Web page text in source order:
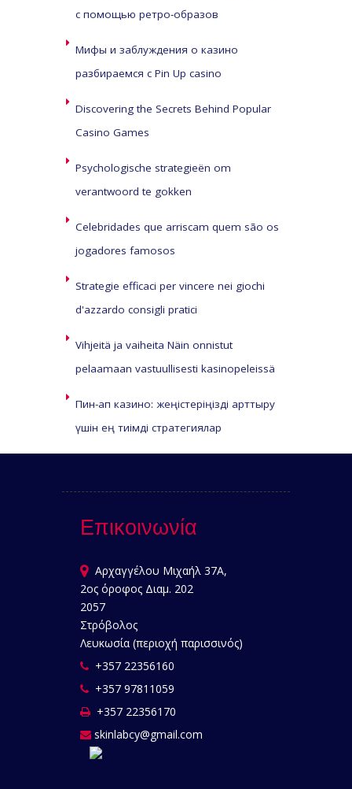
с помощью ретро-образов
Мифы и заблуждения о казино
разбираемся с Pin Up casino
Discovering the Secrets Behind Popular
Casino Games
Psychologische strategieën om
verantwoord te gokken
Celebridades que arriscam quem são os
jogadores famosos
Strategie efficaci per vincere nei giochi
d'azzardo consigli pratici
Vihjeitä ja vaiheita Näin onnistut
pelaamaan vastuullisesti kasinopeleissä
Пин-ап казино: жеңістеріңізді арттыру
үшін ең тиімді стратегиялар
Επικοινωνία
Αρχαγγέλου Μιχαήλ 37Α,
2ος όροφος Διαμ. 202
2057
Στρόβολος
Λευκωσία (περιοχή παρισσινός)
+357 22356160
+357 97811059
+357 22356170
skinlabcy@gmail.com